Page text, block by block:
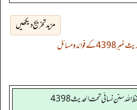
مزید تخریج دیکھیں
فوائد و مسائل
الله سنن نسائي تحت الحديث4398